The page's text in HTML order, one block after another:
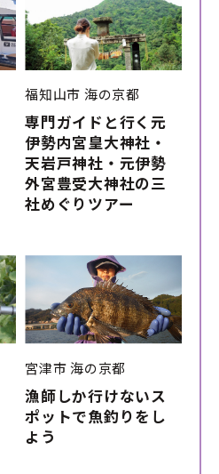
福知山市 海の京都
専門ガイドと行く元
伊勢内宮皇大神社・
天岩戸神社・元伊勢
外宮豊受大神社の三
社めぐりツアー
宮津市海の京都
漁師しか行けないス
ポットで魚釣りをし
よう